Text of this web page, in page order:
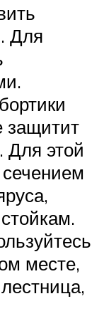
Для
защитит
Для этой
месте,